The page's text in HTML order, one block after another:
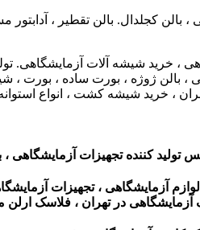
کجلدال. بالن تقطیر ،
شیشه آلات آزمایشگاهی. تولید
، بالن ژوژه ، بورت ساده ،
، خرید شیشه کشت ، انواع
تولید کننده تجهیزات آزمایشگاهی ،
آزمایشگاهی ، تجهیزات
در تهران ، فلاسک ارلن